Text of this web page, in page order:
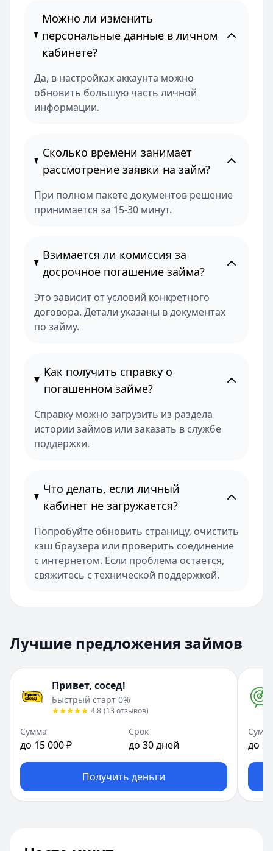
Можно ли изменить
персональные данные в личном
кабинете?
Да, в настройках аккаунта можно
обновить большую часть личной
информации.
Сколько времени занимает
рассмотрение заявки на займ?
При полном пакете документов решение
принимается за 15-30 минут.
Взимается ли комиссия за
досрочное погашение займа?
Это зависит от условий конкретного
договора. Детали указаны в документах
по займу.
Как получить справку о
погашенном займе?
Справку можно загрузить из раздела
истории займов или заказать в службе
поддержки.
Что делать, если личный
кабинет не загружается?
Попробуйте обновить страницу, очистить
кэш браузера или проверить соединение
с интернетом. Если проблема остается,
свяжитесь с технической поддержкой.
Лучшие предложения займов
Привет, сосед!
Быстрый старт 0%
4.8 (13 отзывов)
Сумма
до 15 000 ₽
Срок
до 30 дней
Получить деньги
до